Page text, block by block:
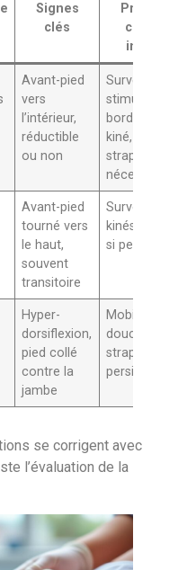
Signes
clés
Prise en
charge
initiale
Avant-pied
vers
l’intérieur,
réductible
ou non
Surveillance,
stimulation
bord externe,
kiné,
strapping si
nécessaire
Avant-pied
tourné vers
le haut,
souvent
transitoire
Surveillance,
kinésithérapie
si persistant
Hyper-
dorsiflexion,
pied collé
contre la
jambe
Mobilisations
douces, kiné,
strapping si
persiste
se corrigent avec
l’évaluation de la